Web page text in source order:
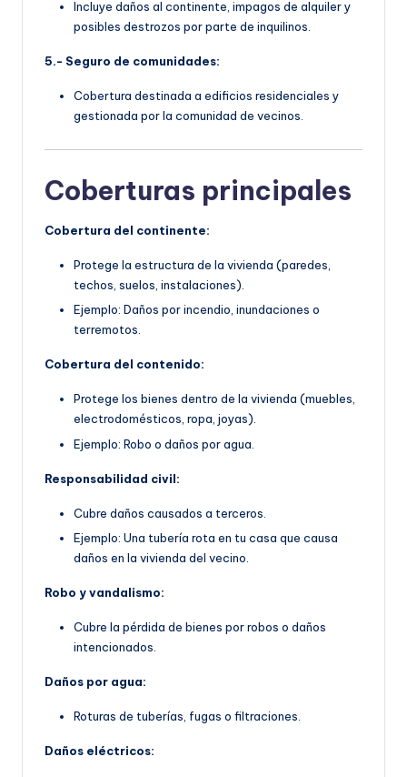
Incluye daños al continente, impagos de alquiler y
posibles destrozos por parte de inquilinos.
5.- Seguro de comunidades:
Cobertura destinada a edificios residenciales y
gestionada por la comunidad de vecinos.
Coberturas principales
Cobertura del continente:
Protege la estructura de la vivienda (paredes,
techos, suelos, instalaciones).
Ejemplo: Daños por incendio, inundaciones o
terremotos.
Cobertura del contenido:
Protege los bienes dentro de la vivienda (muebles,
electrodomésticos, ropa, joyas).
Ejemplo: Robo o daños por agua.
Responsabilidad civil:
Cubre daños causados a terceros.
Ejemplo: Una tubería rota en tu casa que causa
daños en la vivienda del vecino.
Robo y vandalismo:
Cubre la pérdida de bienes por robos o daños
intencionados.
Daños por agua:
Roturas de tuberías, fugas o filtraciones.
Daños eléctricos: